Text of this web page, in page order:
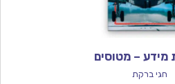
מידע – מטוסים
חגי ברקת